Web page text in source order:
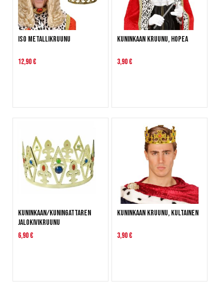
Iso metallikruunu
12,90 €
Kuninkaan kruunu, hopea
3,90 €
Kuninkaan/kuningattaren
jalokivikruunu
6,90 €
Kuninkaan kruunu, kultainen
3,90 €